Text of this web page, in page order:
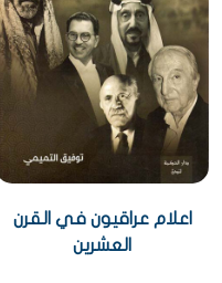
اعلام عراقيون في القرن
العشرين